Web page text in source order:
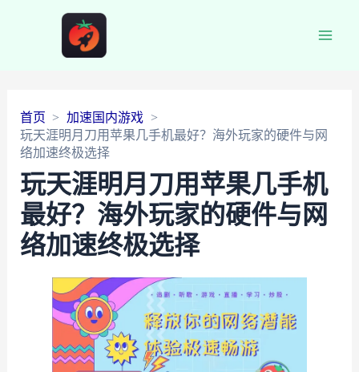
首页
加速国内游戏
玩天涯明月刀用苹果几手机最好？海外玩家的硬件与网
络加速终极选择
玩天涯明月刀用苹果几手机
最好？海外玩家的硬件与网
络加速终极选择